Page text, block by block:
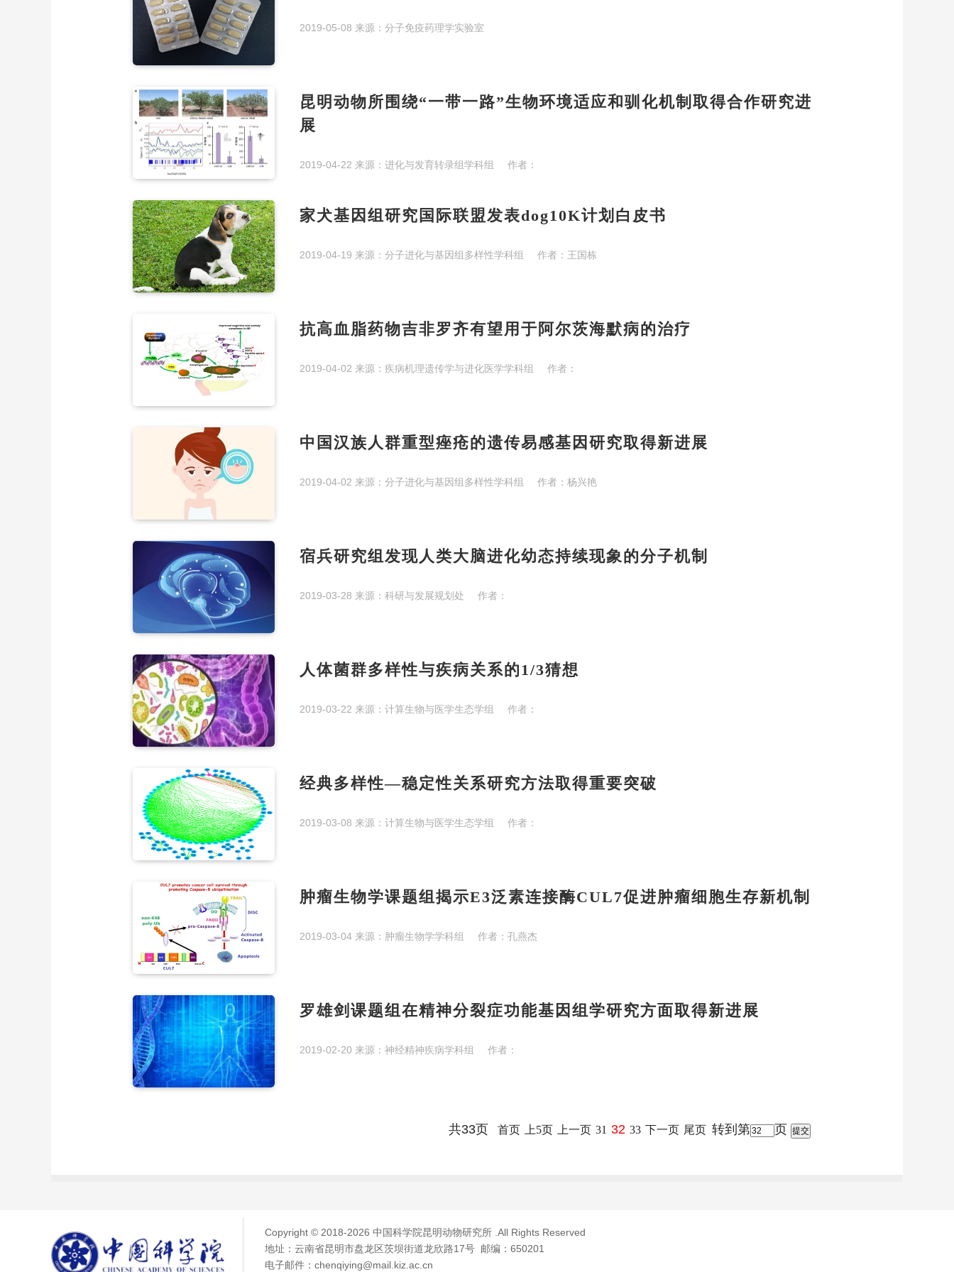
2019-05-08 来源： 分子免疫药理学实验室
昆明动物所围绕“一带一路”生物环境适应和驯化机制取得合作研究进
展
2019-04-22 来源： 进化与发育转录组学科组 作者：
家犬基因组研究国际联盟发表dog10K计划白皮书
2019-04-19 来源： 分子进化与基因组多样性学科组 作者： 王国栋
抗高血脂药物吉非罗齐有望用于阿尔茨海默病的治疗
2019-04-02 来源： 疾病机理遗传学与进化医学学科组 作者：
中国汉族人群重型痤疮的遗传易感基因研究取得新进展
2019-04-02 来源： 分子进化与基因组多样性学科组 作者： 杨兴艳
宿兵研究组发现人类大脑进化幼态持续现象的分子机制
2019-03-28 来源： 科研与发展规划处 作者：
人体菌群多样性与疾病关系的1/3猜想
2019-03-22 来源： 计算生物与医学生态学组 作者：
经典多样性—稳定性关系研究方法取得重要突破
2019-03-08 来源： 计算生物与医学生态学组 作者：
肿瘤生物学课题组揭示E3泛素连接酶CUL7促进肿瘤细胞生存新机制
2019-03-04 来源： 肿瘤生物学学科组 作者： 孔燕杰
罗雄剑课题组在精神分裂症功能基因组学研究方面取得新进展
2019-02-20 来源： 神经精神疾病学科组 作者：
共33页 首页 上5页 上一页 31 32 33 下一页 尾页 转到第 页
Copyright © 2018-2026 中国科学院昆明动物研究所 .All Rights Reserved
地址：云南省昆明市盘龙区茨坝街道龙欣路17号 邮编：650201
电子邮件：chenqiying@mail.kiz.ac.cn